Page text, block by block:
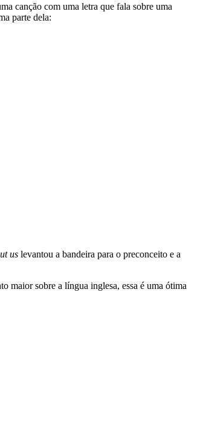
canção com uma letra que fala sobre uma
parte dela:
us levantou a bandeira para o preconceito e a
maior sobre a língua inglesa, essa é uma ótima